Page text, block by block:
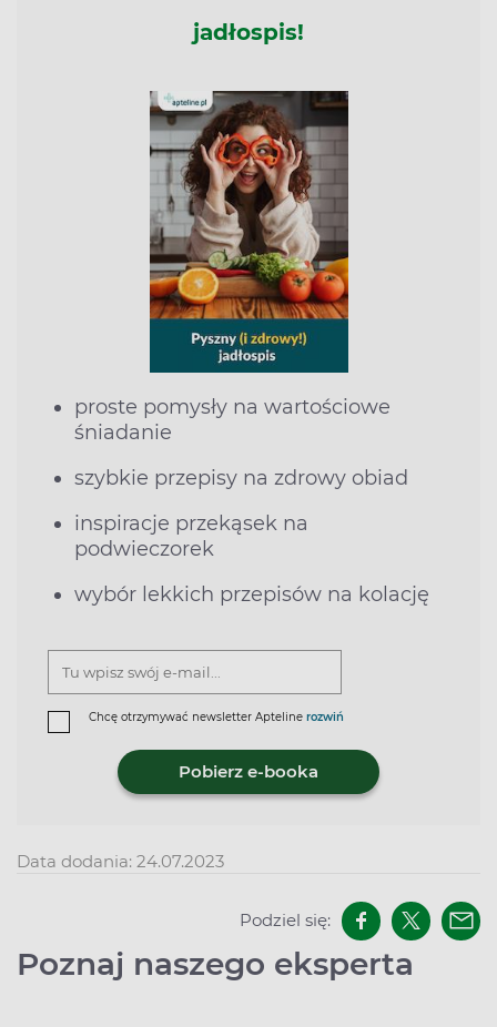
jadłospis!
proste pomysły na wartościowe
śniadanie
szybkie przepisy na zdrowy obiad
inspiracje przekąsek na
podwieczorek
wybór lekkich przepisów na kolację
Chcę otrzymywać newsletter Apteline rozwiń
Pobierz e-booka
Data dodania: 24.07.2023
Podziel się:
Poznaj naszego eksperta